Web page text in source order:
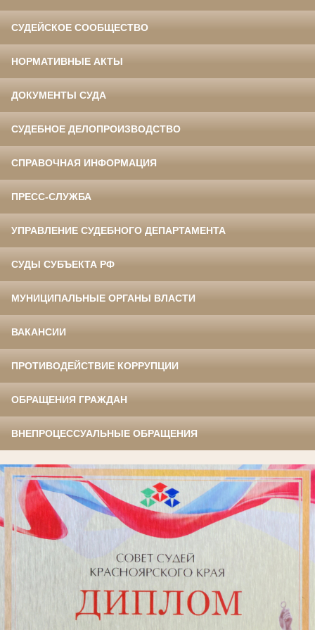
СУДЕЙСКОЕ СООБЩЕСТВО
НОРМАТИВНЫЕ АКТЫ
ДОКУМЕНТЫ СУДА
СУДЕБНОЕ ДЕЛОПРОИЗВОДСТВО
СПРАВОЧНАЯ ИНФОРМАЦИЯ
ПРЕСС-СЛУЖБА
УПРАВЛЕНИЕ СУДЕБНОГО ДЕПАРТАМЕНТА
СУДЫ СУБЪЕКТА РФ
МУНИЦИПАЛЬНЫЕ ОРГАНЫ ВЛАСТИ
ВАКАНСИИ
ПРОТИВОДЕЙСТВИЕ КОРРУПЦИИ
ОБРАЩЕНИЯ ГРАЖДАН
ВНЕПРОЦЕССУАЛЬНЫЕ ОБРАЩЕНИЯ